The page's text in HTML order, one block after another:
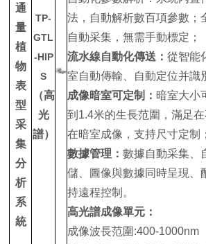
通
量
植
物
表
型
采
集
分
析
系
統
TP-
GTL
-HIP
S
（高
光
譜）
法，自動解析數百項參數；
自動采集，無需手動標定；
流水線自動化傳送：從智能
室自動傳輸、自動定位并識
成像暗室可定制： 暗室大小
到1.4米的生長范圍，滿足
在暗室成像，支持尺寸定制；
數據管理：數據自動采集、
儲、圖像與數據同時呈現、
持遠程控制。
高光譜成像單元：
成像波長范圍:400-1000nm